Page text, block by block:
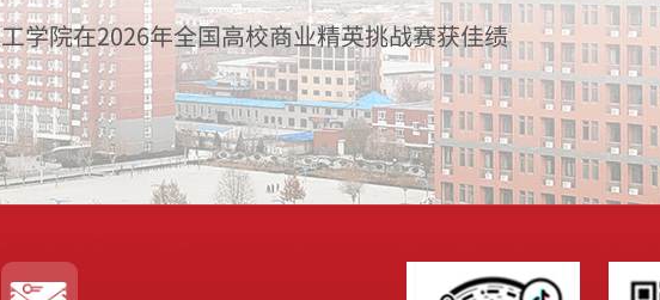
学院在2026年全国高校商业精英挑战赛获佳绩